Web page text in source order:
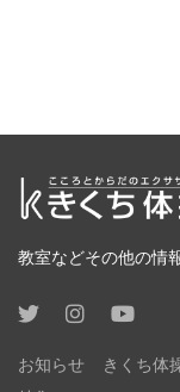
教室などその他の情
お知らせ きくち体